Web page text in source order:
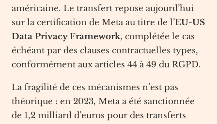
américaine. Le transfert repose aujourd’hui
sur la certification de Meta au titre de l’EU-US
Data Privacy Framework, complétée le cas
échéant par des clauses contractuelles types,
conformément aux articles 44 à 49 du RGPD.
La fragilité de ces mécanismes n’est pas
théorique : en 2023, Meta a été sanctionnée
de 1,2 milliard d’euros pour des transferts